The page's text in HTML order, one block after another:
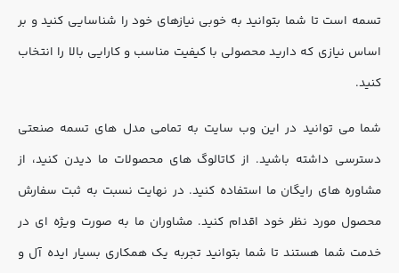
تسمه است تا شما بتوانید به خوبی نیازهای خود را شناسایی کنید و بر
اساس نیازی که دارید محصولی با کیفیت مناسب و کارایی بالا را انتخاب
کنید.
شما می توانید در این وب سایت به تمامی مدل های تسمه صنعتی
دسترسی داشته باشید. از کاتالوگ های محصولات ما دیدن کنید، از
مشاوره های رایگان ما استفاده کنید. در نهایت نسبت به ثبت سفارش
محصول مورد نظر خود اقدام کنید. مشاوران ما به صورت ویژه ای در
خدمت شما هستند تا شما بتوانید تجربه یک همکاری بسیار ایده آل و